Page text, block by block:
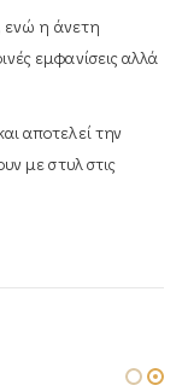
ενώ η άνετη
εμφανίσεις αλλά
αποτελεί την
με στυλ στις